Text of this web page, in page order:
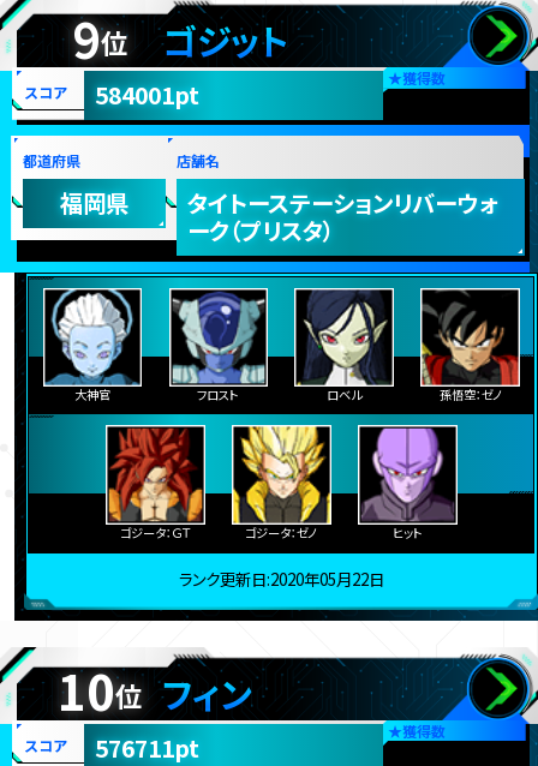
9位 ゴジット
★獲得数
スコア 584001pt
都道府県
福岡県
店舗名
タイトーステーションリバーウォ
ーク（プリスタ）
大神官 フロスト ロベル 孫悟空：ゼノ
ゴジータ：ＧＴ ゴジータ：ゼノ ヒット
ランク更新日:2020年05月22日
10位 フィン
★獲得数
スコア 576711pt